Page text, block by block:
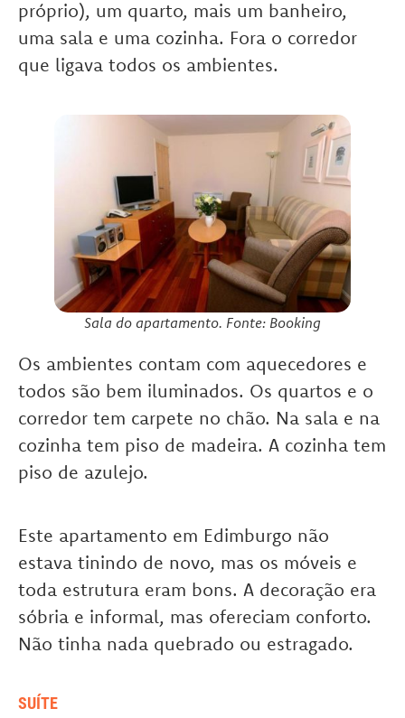
próprio), um quarto, mais um banheiro,
uma sala e uma cozinha. Fora o corredor
que ligava todos os ambientes.
Sala do apartamento. Fonte: Booking
Os ambientes contam com aquecedores e
todos são bem iluminados. Os quartos e o
corredor tem carpete no chão. Na sala e na
cozinha tem piso de madeira. A cozinha tem
piso de azulejo.
Este apartamento em Edimburgo não
estava tinindo de novo, mas os móveis e
toda estrutura eram bons. A decoração era
sóbria e informal, mas ofereciam conforto.
Não tinha nada quebrado ou estragado.
SUÍTE